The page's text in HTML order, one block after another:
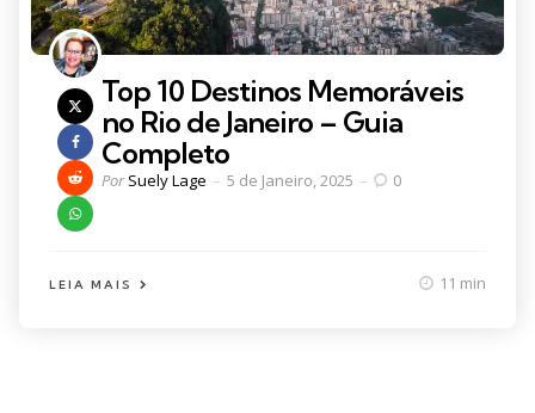
Top 10 Destinos Memoráveis
no Rio de Janeiro – Guia
Completo
Posted
Por Suely Lage 5 de Janeiro, 2025 0
LEIA MAIS 11 min